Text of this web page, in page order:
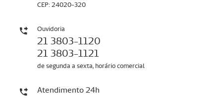
CEP: 24020-320
Ouvidoria
21 3803-1120
21 3803-1121
de segunda a sexta, horário comercial
Atendimento 24h